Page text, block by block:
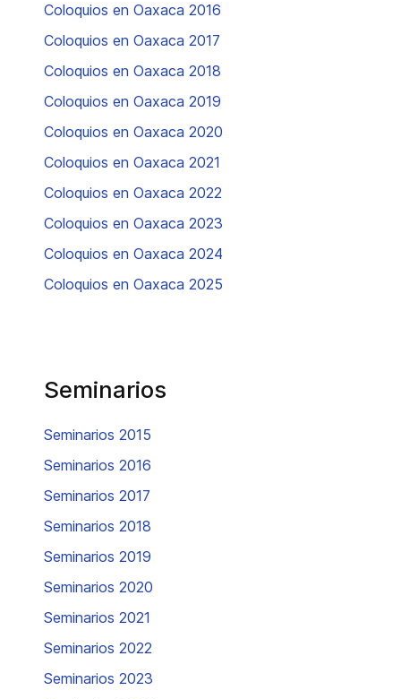
Coloquios en Oaxaca 2016
Coloquios en Oaxaca 2017
Coloquios en Oaxaca 2018
Coloquios en Oaxaca 2019
Coloquios en Oaxaca 2020
Coloquios en Oaxaca 2021
Coloquios en Oaxaca 2022
Coloquios en Oaxaca 2023
Coloquios en Oaxaca 2024
Coloquios en Oaxaca 2025
Seminarios
Seminarios 2015
Seminarios 2016
Seminarios 2017
Seminarios 2018
Seminarios 2019
Seminarios 2020
Seminarios 2021
Seminarios 2022
Seminarios 2023